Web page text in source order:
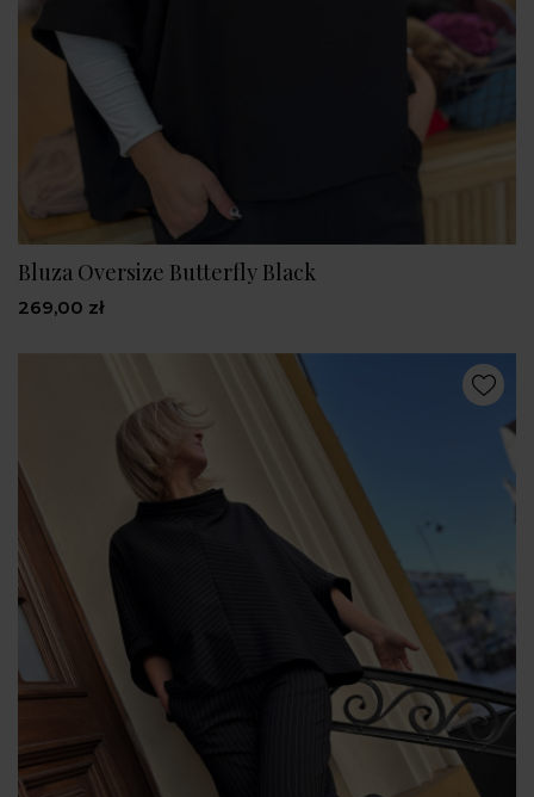
Bluza Oversize Butterfly Black
269,00 zł